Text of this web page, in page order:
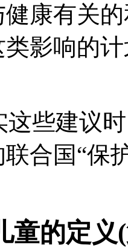
康有关
影响的
这些建议
合国“保
童的定义